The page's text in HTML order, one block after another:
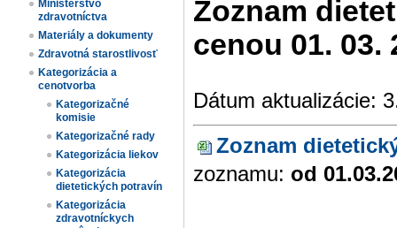
Ministerstvo
zdravotníctva
Materiály a dokumenty
Zdravotná starostlivosť
Kategorizácia a
cenotvorba
Kategorizačné
komisie
Kategorizačné rady
Kategorizácia liekov​
Kategorizácia
dietetických potravín​
Kategorizácia
zdravotníckych
Zoznam
cenou 01. 03.
Dátum aktualizácie:
​Zoznam
zoznamu: od